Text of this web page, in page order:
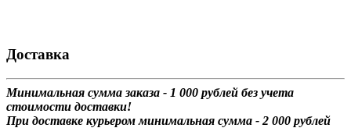
Доставка
Минимальная сумма заказа - 1 000 рублей без учета
стоимости доставки!
При доставке курьером минимальная сумма - 2 000 рублей